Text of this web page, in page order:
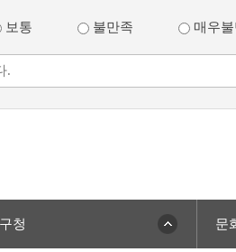
보통 불만족 매우
구청 문